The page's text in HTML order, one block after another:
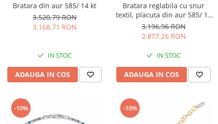
Bratara din aur 585/ 14 kt
3.520,79 RON
3.168,71 RON
IN STOC
ADAUGA IN COS
Bratara reglabila cu snur
textil, placuta din aur 585/ 14
kt, Piatra: hematit, onix si
email, Culoare: gri si negru
3.196,96 RON
2.877,26 RON
IN STOC
ADAUGA IN COS
-10% -10%